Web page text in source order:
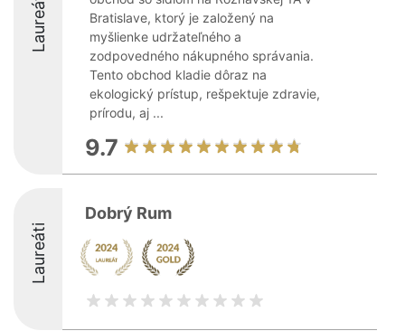
Laureáti
Bratislave, ktorý je založený na
myšlienke udržateľného a
zodpovedného nákupného správania.
Tento obchod kladie dôraz na
ekologický prístup, rešpektuje zdravie,
prírodu, aj ...
9.7
Laureáti
Dobrý Rum